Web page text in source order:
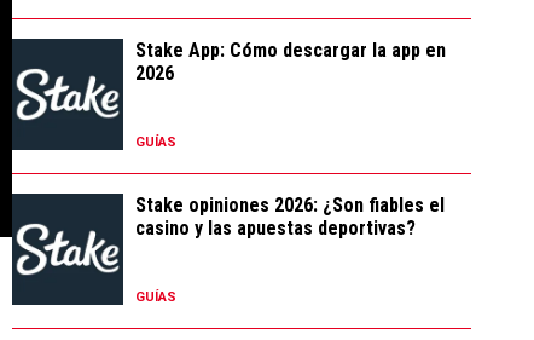
Stake App: Cómo descargar la app en
2026
GUÍAS
Stake opiniones 2026: ¿Son fiables el
casino y las apuestas deportivas?
GUÍAS